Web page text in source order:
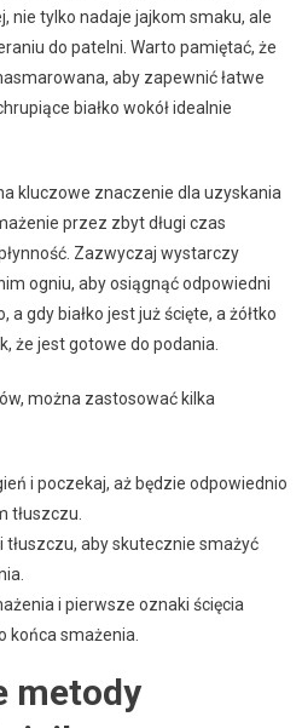
nie tylko nadaje jajkom smaku, ale
do patelni. Warto pamiętać, że
aby zapewnić łatwe
białko wokół idealnie
kluczowe znaczenie dla uzyskania
przez zbyt długi czas
Zazwyczaj wystarczy
ogniu, aby osiągnąć odpowiedni
gdy białko jest już ścięte, a żółtko
że jest gotowe do podania.
można zastosować kilka
i poczekaj, aż będzie odpowiednio
tłuszczu.
aby skutecznie smażyć
i pierwsze oznaki ścięcia
końca smażenia.
metody